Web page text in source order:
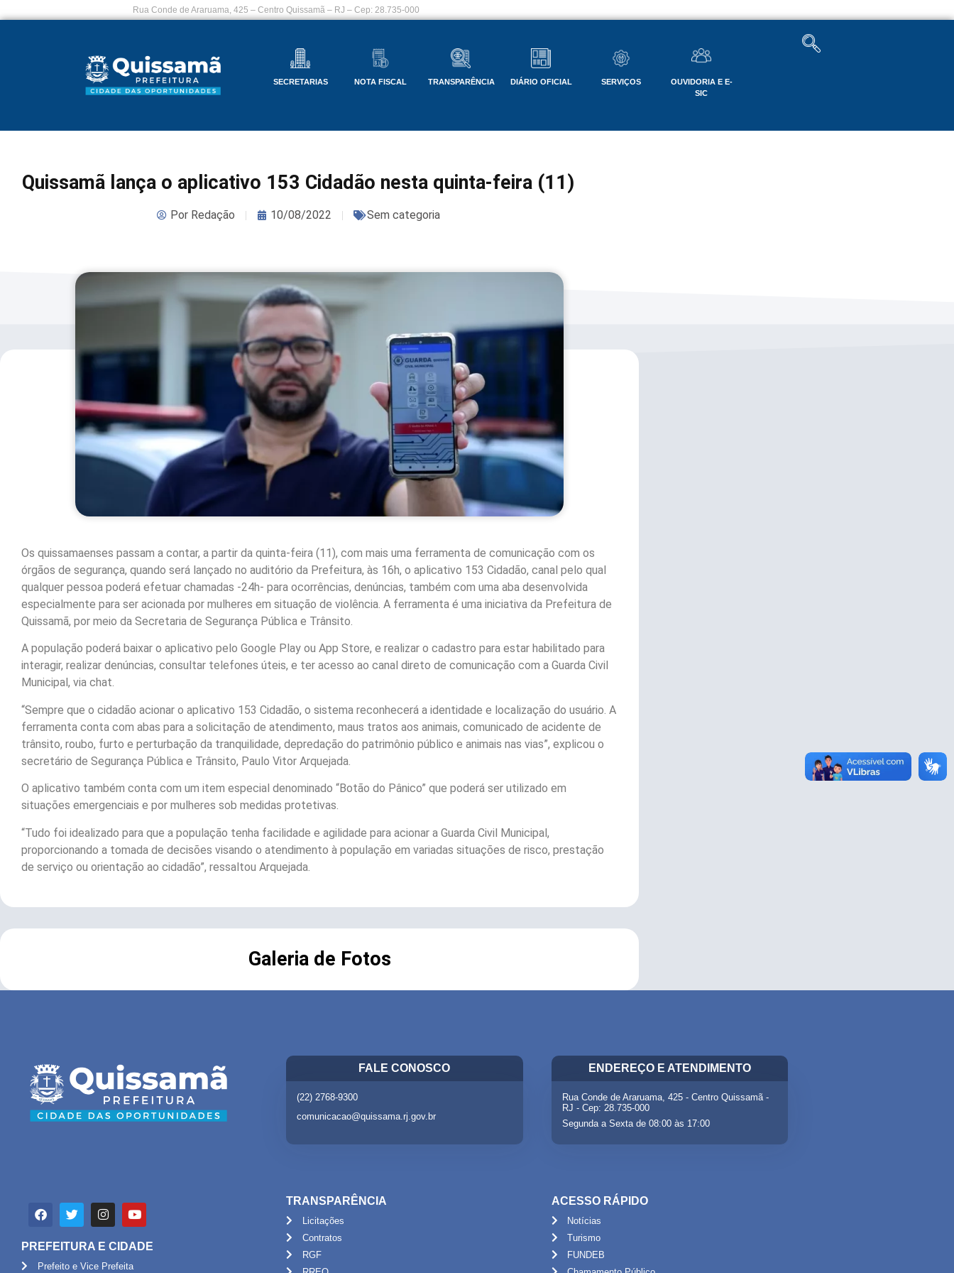
Rua Conde de Araruama, 425 – Centro Quissamã – RJ – Cep: 28.735-000
SECRETARIAS NOTA FISCAL TRANSPARÊNCIA DIÁRIO OFICIAL SERVIÇOS
OUVIDORIA E E-
SIC
Quissamã lança o aplicativo 153 Cidadão nesta quinta-feira (11)
PorRedação 10/08/2022 Sem categoria
Os quissamaenses passam a contar, a partir da quinta-feira (11), com mais uma ferramenta de comunicação com os
órgãos de segurança, quando será lançado no auditório da Prefeitura, às 16h, o aplicativo 153 Cidadão, canal pelo qual
qualquer pessoa poderá efetuar chamadas -24h- para ocorrências, denúncias, também com uma aba desenvolvida
especialmente para ser acionada por mulheres em situação de violência. A ferramenta é uma iniciativa da Prefeitura de
Quissamã, por meio da Secretaria de Segurança Pública e Trânsito.
A população poderá baixar o aplicativo pelo Google Play ou App Store, e realizar o cadastro para estar habilitado para
interagir, realizar denúncias, consultar telefones úteis, e ter acesso ao canal direto de comunicação com a Guarda Civil
Municipal, via chat.
“Sempre que o cidadão acionar o aplicativo 153 Cidadão, o sistema reconhecerá a identidade e localização do usuário. A
ferramenta conta com abas para a solicitação de atendimento, maus tratos aos animais, comunicado de acidente de
trânsito, roubo, furto e perturbação da tranquilidade, depredação do patrimônio público e animais nas vias”, explicou o
secretário de Segurança Pública e Trânsito, Paulo Vitor Arquejada.
O aplicativo também conta com um item especial denominado “Botão do Pânico” que poderá ser utilizado em
situações emergenciais e por mulheres sob medidas protetivas.
“Tudo foi idealizado para que a população tenha facilidade e agilidade para acionar a Guarda Civil Municipal,
proporcionando a tomada de decisões visando o atendimento à população em variadas situações de risco, prestação
de serviço ou orientação ao cidadão”, ressaltou Arquejada.
Galeria de Fotos
FALE CONOSCO
(22) 2768-9300
comunicacao@quissama.rj.gov.br
ENDEREÇO E ATENDIMENTO
Rua Conde de Araruama, 425 - Centro Quissamã -
RJ - Cep: 28.735-000
Segunda a Sexta de 08:00 às 17:00
PREFEITURA E CIDADE
Prefeito e Vice Prefeita
TRANSPARÊNCIA
Licitações
Contratos
RGF
ACESSO RÁPIDO
Notícias
Turismo
FUNDEB